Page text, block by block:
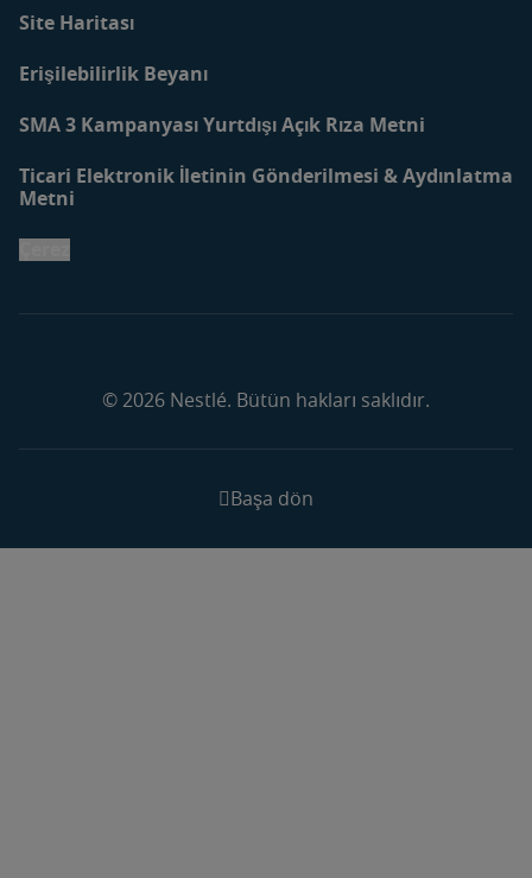
Site Haritası
Erişilebilirlik Beyanı
SMA 3 Kampanyası Yurtdışı Açık Rıza Metni
Ticari Elektronik İletinin Gönderilmesi & Aydınlatma
Metni
© 2026 Nestlé. Bütün hakları saklıdır.
Başa dön